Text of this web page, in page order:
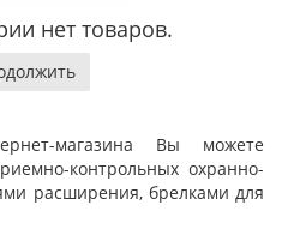
нет товаров.
магазина Вы можете
контрольных охранно-
расширения, брелками для